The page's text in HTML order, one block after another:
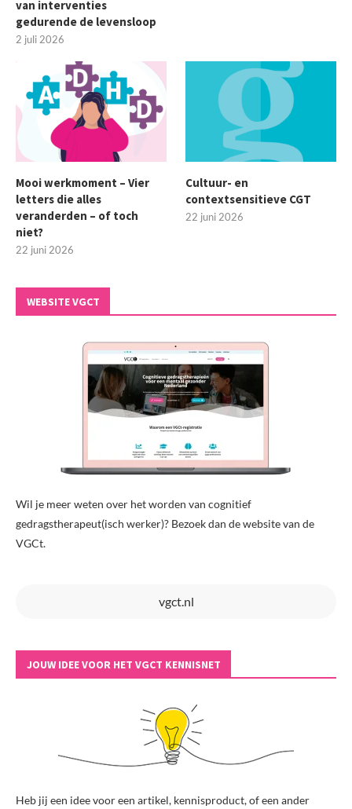
van interventies
gedurende de levensloop
2 juli 2026
Mooi werkmoment – Vier
letters die alles
veranderden – of toch
niet?
22 juni 2026
Cultuur- en
contextsensitieve CGT
22 juni 2026
WEBSITE VGCT
Wil je meer weten over het worden van cognitief
gedragstherapeut(isch werker)? Bezoek dan de website van de
VGCt.
vgct.nl
JOUW IDEE VOOR HET VGCT KENNISNET
Heb jij een idee voor een artikel, kennisproduct, of een ander